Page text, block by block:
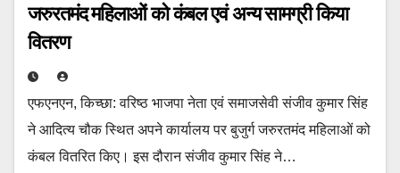
जरुरतमंद महिलाओं को कंबल एवं अन्य सामग्री किया
वितरण
एफएनएन, किच्छा: वरिष्ठ भाजपा नेता एवं समाजसेवी संजीव कुमार सिंह
ने आदित्य चौक स्थित अपने कार्यालय पर बुजुर्ग जरुरतमंद महिलाओं को
कंबल वितरित किए। इस दौरान संजीव कुमार सिंह ने…